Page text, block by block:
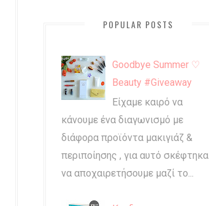
POPULAR POSTS
Goodbye Summer ♡
Beauty #Giveaway
Είχαμε καιρό να
κάνουμε ένα διαγωνισμό με
διάφορα προϊόντα μακιγιάζ &
περιποίησης , για αυτό σκέφτηκα
να αποχαιρετήσουμε μαζί το...